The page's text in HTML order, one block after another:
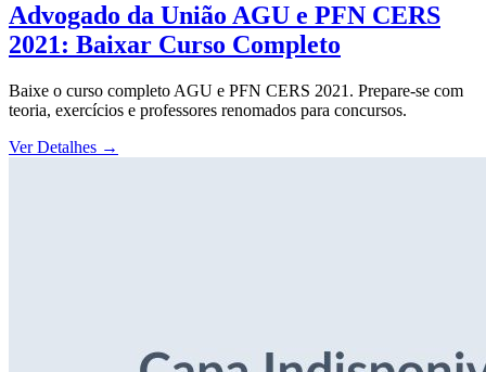
Advogado da União AGU e PFN CERS
2021: Baixar Curso Completo
Baixe o curso completo AGU e PFN CERS 2021. Prepare-se com
teoria, exercícios e professores renomados para concursos.
Ver Detalhes →